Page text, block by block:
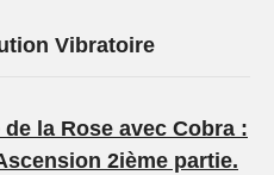
Vibratoire
la Rose avec Cobra :
2ième partie.